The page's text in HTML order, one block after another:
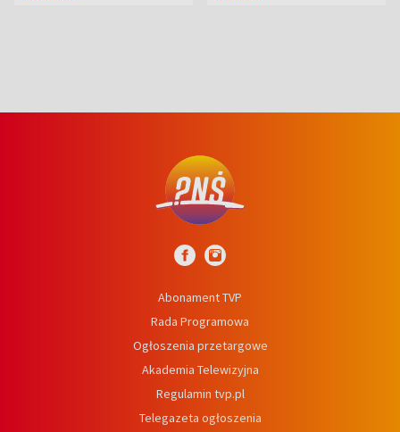
Abonament TVP
Rada Programowa
Ogłoszenia przetargowe
Akademia Telewizyjna
Regulamin tvp.pl
Telegazeta ogłoszenia